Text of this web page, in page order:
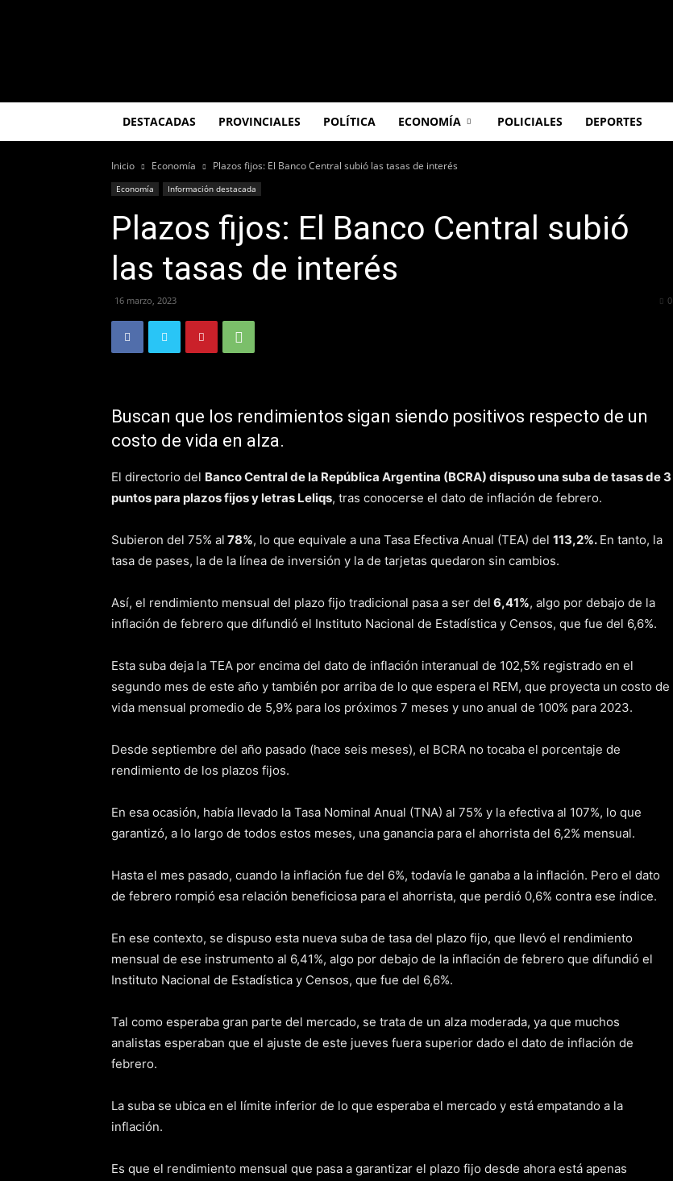
DESTACADAS PROVINCIALES POLÍTICA ECONOMÍA POLICIALES DEPORTES
Inicio Economía Plazos fijos: El Banco Central subió las tasas de interés
Economía Información destacada
Plazos fijos: El Banco Central subió
las tasas de interés
16 marzo, 2023 0
Buscan que los rendimientos sigan siendo positivos respecto de un
costo de vida en alza.
El directorio del Banco Central de la República Argentina (BCRA) dispuso una suba de tasas de 3
puntos para plazos fijos y letras Leliqs, tras conocerse el dato de inflación de febrero.
Subieron del 75% al 78%, lo que equivale a una Tasa Efectiva Anual (TEA) del 113,2%. En tanto, la
tasa de pases, la de la línea de inversión y la de tarjetas quedaron sin cambios.
Así, el rendimiento mensual del plazo fijo tradicional pasa a ser del 6,41%, algo por debajo de la
inflación de febrero que difundió el Instituto Nacional de Estadística y Censos, que fue del 6,6%.
Esta suba deja la TEA por encima del dato de inflación interanual de 102,5% registrado en el
segundo mes de este año y también por arriba de lo que espera el REM, que proyecta un costo de
vida mensual promedio de 5,9% para los próximos 7 meses y uno anual de 100% para 2023.
Desde septiembre del año pasado (hace seis meses), el BCRA no tocaba el porcentaje de
rendimiento de los plazos fijos.
En esa ocasión, había llevado la Tasa Nominal Anual (TNA) al 75% y la efectiva al 107%, lo que
garantizó, a lo largo de todos estos meses, una ganancia para el ahorrista del 6,2% mensual.
Hasta el mes pasado, cuando la inflación fue del 6%, todavía le ganaba a la inflación. Pero el dato
de febrero rompió esa relación beneficiosa para el ahorrista, que perdió 0,6% contra ese índice.
En ese contexto, se dispuso esta nueva suba de tasa del plazo fijo, que llevó el rendimiento
mensual de ese instrumento al 6,41%, algo por debajo de la inflación de febrero que difundió el
Instituto Nacional de Estadística y Censos, que fue del 6,6%.
Tal como esperaba gran parte del mercado, se trata de un alza moderada, ya que muchos
analistas esperaban que el ajuste de este jueves fuera superior dado el dato de inflación de
febrero.
La suba se ubica en el límite inferior de lo que esperaba el mercado y está empatando a la
inflación.
Es que el rendimiento mensual que pasa a garantizar el plazo fijo desde ahora está apenas